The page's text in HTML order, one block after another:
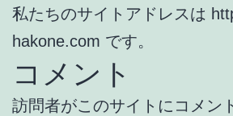
私たちのサイトアドレスは
hakone.com です。
コメント
訪問者がこのサイトにコメン